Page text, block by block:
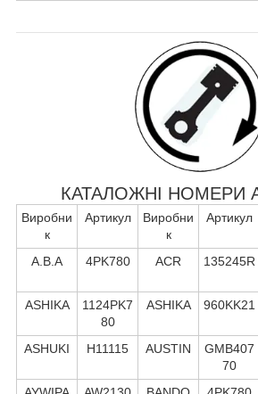
КАТАЛОЖНІ НОМЕРИ
Виробни
к
Артикул
Виробни
к
Артикул
A.B.A 4PK780 ACR 135245R
ASHIKA
1124PK7
80
ASHIKA 960KK21
ASHUKI H11115 AUSTIN
GMB407
70